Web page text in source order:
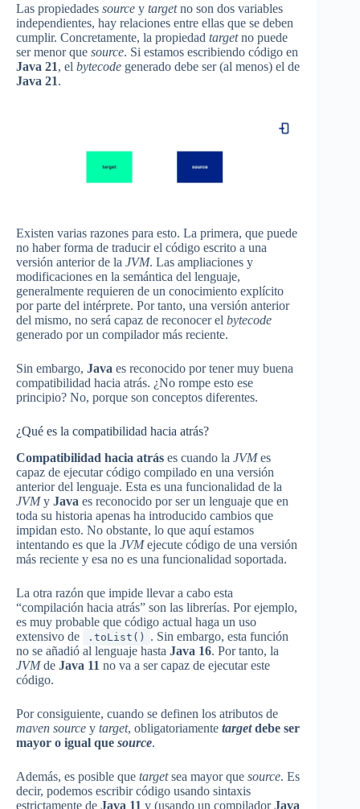
Las propiedades source y targetno son dos variables
independientes, hay relaciones entre ellas que se deben
cumplir. Concretamente, la propiedad targetno puede
ser menor que source. Si estamos escribiendo código en
Java 21, el bytecode generado debe ser (al menos) el de
Java 21.
Existen varias razones para esto. La primera, que puede
no haber forma de traducir el código escrito a una
versión anterior de la JVM. Las ampliaciones y
modificaciones en la semántica del lenguaje,
generalmente requieren de un conocimiento explícito
por parte del intérprete. Por tanto, una versión anterior
del mismo, no será capaz de reconocer el bytecode
generado por un compilador más reciente.
Sin embargo, Java es reconocido por tener muy buena
compatibilidad hacia atrás. ¿No rompe esto ese
principio? No, porque son conceptos diferentes.
¿Qué es la compatibilidad hacia atrás?
Compatibilidad hacia atrás es cuando la JVMes
capaz de ejecutar código compilado en una versión
anterior del lenguaje. Esta es una funcionalidad de la
JVMy Java es reconocido por ser un lenguaje que en
toda su historia apenas ha introducido cambios que
impidan esto. No obstante, lo que aquí estamos
intentando es que la JVMejecute código de una versión
más reciente y esa no es una funcionalidad soportada.
La otra razón que impide llevar a cabo esta
“compilación hacia atrás” son las librerías. Por ejemplo,
es muy probable que código actual haga un uso
extensivo de
.toList()
. Sin embargo, esta función
no se añadió al lenguaje hasta Java 16. Por tanto, la
JVMde Java 11 no va a ser capaz de ejecutar este
código.
Por consiguiente, cuando se definen los atributos de
maven source y target, obligatoriamente targetdebe ser
mayor o igual que source.
Además, es posible que targetsea mayor que source. Es
decir, podemos escribir código usando sintaxis
estrictamente de Java 11 y (usando un compiladorJava